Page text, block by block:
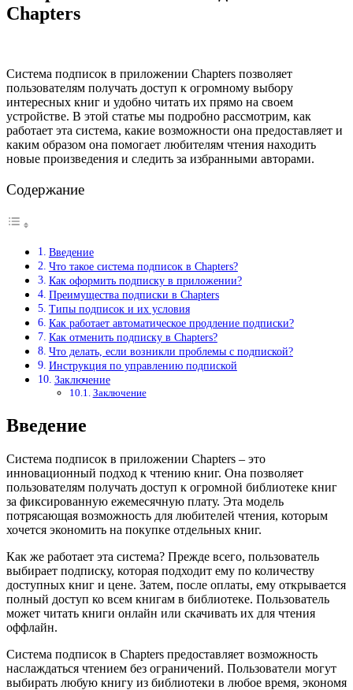
Chapters
Система подписок в приложении Chapters позволяет
пользователям получать доступ к огромному выбору
интересных книг и удобно читать их прямо на своем
устройстве. В этой статье мы подробно рассмотрим, как
работает эта система, какие возможности она предоставляет и
каким образом она помогает любителям чтения находить
новые произведения и следить за избранными авторами.
Содержание
Введение
Что такое система подписок в Chapters?
Как оформить подписку в приложении?
Преимущества подписки в Chapters
Типы подписок и их условия
Как работает автоматическое продление подписки?
Как отменить подписку в Chapters?
Что делать, если возникли проблемы с подпиской?
Инструкция по управлению подпиской
Заключение
Заключение
Введение
Система подписок в приложении Chapters – это
инновационный подход к чтению книг. Она позволяет
пользователям получать доступ к огромной библиотеке книг
за фиксированную ежемесячную плату. Эта модель
потрясающая возможность для любителей чтения, которым
хочется экономить на покупке отдельных книг.
Как же работает эта система? Прежде всего, пользователь
выбирает подписку, которая подходит ему по количеству
доступных книг и цене. Затем, после оплаты, ему открывается
полный доступ ко всем книгам в библиотеке. Пользователь
может читать книги онлайн или скачивать их для чтения
оффлайн.
Система подписок в Chapters предоставляет возможность
наслаждаться чтением без ограничений. Пользователи могут
выбирать любую книгу из библиотеки в любое время, экономя